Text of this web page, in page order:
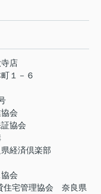
店
１－６
会
協会
経済倶楽部
会
住宅管理協会 奈良県